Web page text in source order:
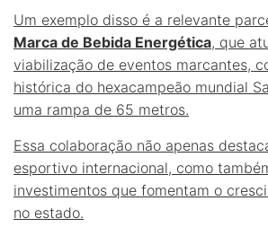
Um exemplo disso é a relevante
Marca de Bebida Energética, que
viabilização de eventos marcantes,
histórica do hexacampeão mundial
uma rampa de 65 metros.
Essa colaboração não apenas
esportivo internacional, como
investimentos que fomentam o
no estado.